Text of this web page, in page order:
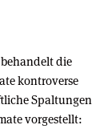
die
kontroverse
Spaltungen
vorgestellt: